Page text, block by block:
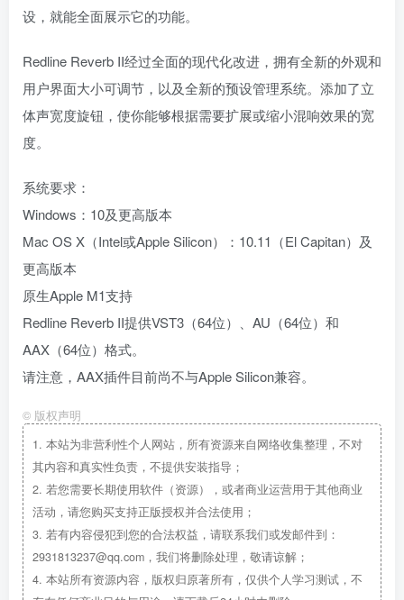
设，就能全面展示它的功能。
Redline Reverb II经过全面的现代化改进，拥有全新的外观和
用户界面大小可调节，以及全新的预设管理系统。添加了立
体声宽度旋钮，使你能够根据需要扩展或缩小混响效果的宽
度。
系统要求：
Windows：10及更高版本
Mac OS X（Intel或Apple Silicon）：10.11（El Capitan）及
更高版本
原生Apple M1支持
Redline Reverb II提供VST3（64位）、AU（64位）和
AAX（64位）格式。
请注意，AAX插件目前尚不与Apple Silicon兼容。
© 版权声明
1. 本站为非营利性个人网站，所有资源来自网络收集整理，不对
其内容和真实性负责，不提供安装指导；
2. 若您需要长期使用软件（资源），或者商业运营用于其他商业
活动，请您购买支持正版授权并合法使用；
3. 若有内容侵犯到您的合法权益，请联系我们或发邮件到：
2931813237@qq.com，我们将删除处理，敬请谅解；
4. 本站所有资源内容，版权归原著所有，仅供个人学习测试，不